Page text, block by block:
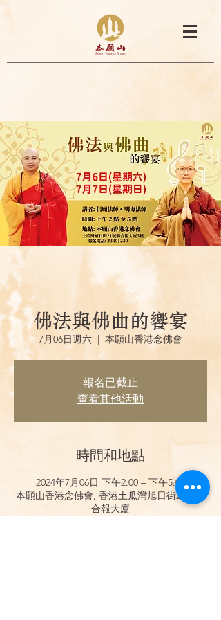
佛法與佛曲的饗宴
7月06日週六
  |
本願山香港念佛會
報名已截止
查看其他活動
時間和地點
2024年7月06日 下午2:00 – 下午5:00
本願山香港念佛會, 香港土瓜灣旭日街21號聯
合報大廈